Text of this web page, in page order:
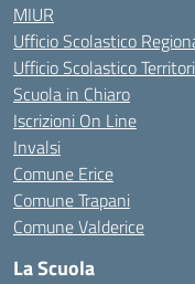
MIUR
Ufficio Scolastico
Ufficio Scolastico
Scuola in Chiaro
Iscrizioni On Line
Invalsi
Comune Erice
Comune Trapani
Comune Valderice
La Scuola